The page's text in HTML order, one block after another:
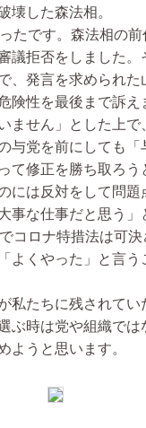
壊した森法相。
たです。森法相の前
議拒否をしました。
、発言を求められた
険性を最後まで訴え
ません」とした上で
与党を前にしても「
て修正を勝ち取ろう
には反対をして問題
事な仕事だと思う」
コロナ特措法は可決
よくやった」と言う
私たちに残されてい
ぶ時は党や組織では
ようと思います。